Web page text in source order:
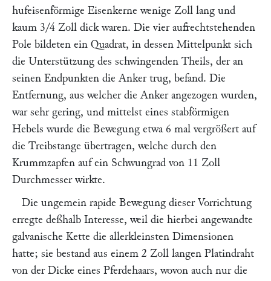
hufeisenförmige Eisenkerne wenige Zoll lang und
kaum 3/4 Zoll dick waren. Die vier aufrechtstehenden
Pole bildeten ein Quadrat, in dessen Mittelpunkt sich
die Unterstützung des schwingenden Theils, der an
seinen Endpunkten die Anker trug, befand. Die
Entfernung, aus welcher die Anker angezogen wurden,
war sehr gering, und mittelst eines stabförmigen
Hebels wurde die Bewegung etwa 6 mal vergrößert auf
die Treibstange übertragen, welche durch den
Krummzapfen auf ein Schwungrad von 11 Zoll
Durchmesser wirkte.
Die ungemein rapide Bewegung dieser Vorrichtung
erregte deßhalb Interesse, weil die hierbei angewandte
galvanische Kette die allerkleinsten Dimensionen
hatte; sie bestand aus einem 2 Zoll langen Platindraht
von der Dicke eines Pferdehaars, wovon auch nur die